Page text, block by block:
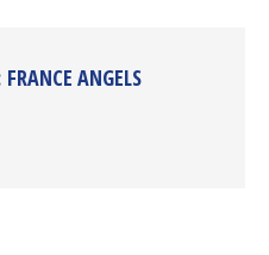
FRANCE ANGELS